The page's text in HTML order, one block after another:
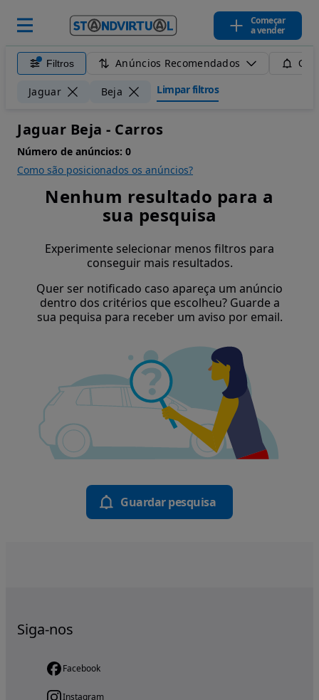
Começar
a vender
Filtros Anúncios Recomendados
Jaguar Beja Limpar filtros
Jaguar Beja - Carros
Número de anúncios: 0
Como são posicionados os anúncios?
Nenhum resultado para a
sua pesquisa
Experimente selecionar menos filtros para
conseguir mais resultados.
Quer ser notificado caso apareça um anúncio
dentro dos critérios que escolheu? Guarde a
sua pequisa para receber um aviso por email.
Guardar pesquisa
Siga-nos
Facebook
Instagram